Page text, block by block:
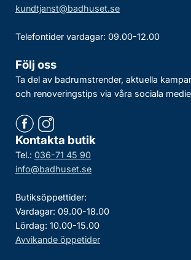
kundtjanst@badhuset.se
Telefontider vardagar: 09.00-12.00
Följ oss
Ta del av badrumstrender, aktuella
och renoveringstips via våra sociala
Kontakta butik
Tel.: 036-71 45 90
info@badhuset.se
Butiksöppettider:
Vardagar: 09.00-18.00
Lördag: 10.00-15.00
Avvikande öppetider